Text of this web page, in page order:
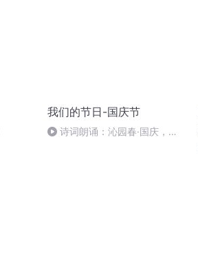
我们的节日-国庆节
诗词朗诵：沁园春·国庆，朗